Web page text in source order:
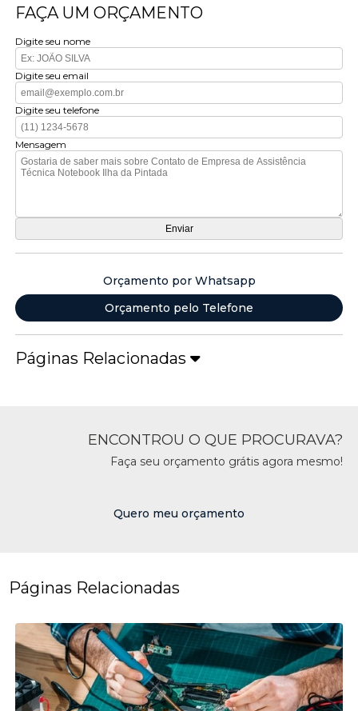
FAÇA UM ORÇAMENTO
Digite seu nome
Digite seu email
Digite seu telefone
Mensagem
Orçamento por Whatsapp
Orçamento pelo Telefone
Páginas Relacionadas
ENCONTROU O QUE PROCURAVA?
Faça seu orçamento grátis agora mesmo!
Quero meu orçamento
Páginas Relacionadas